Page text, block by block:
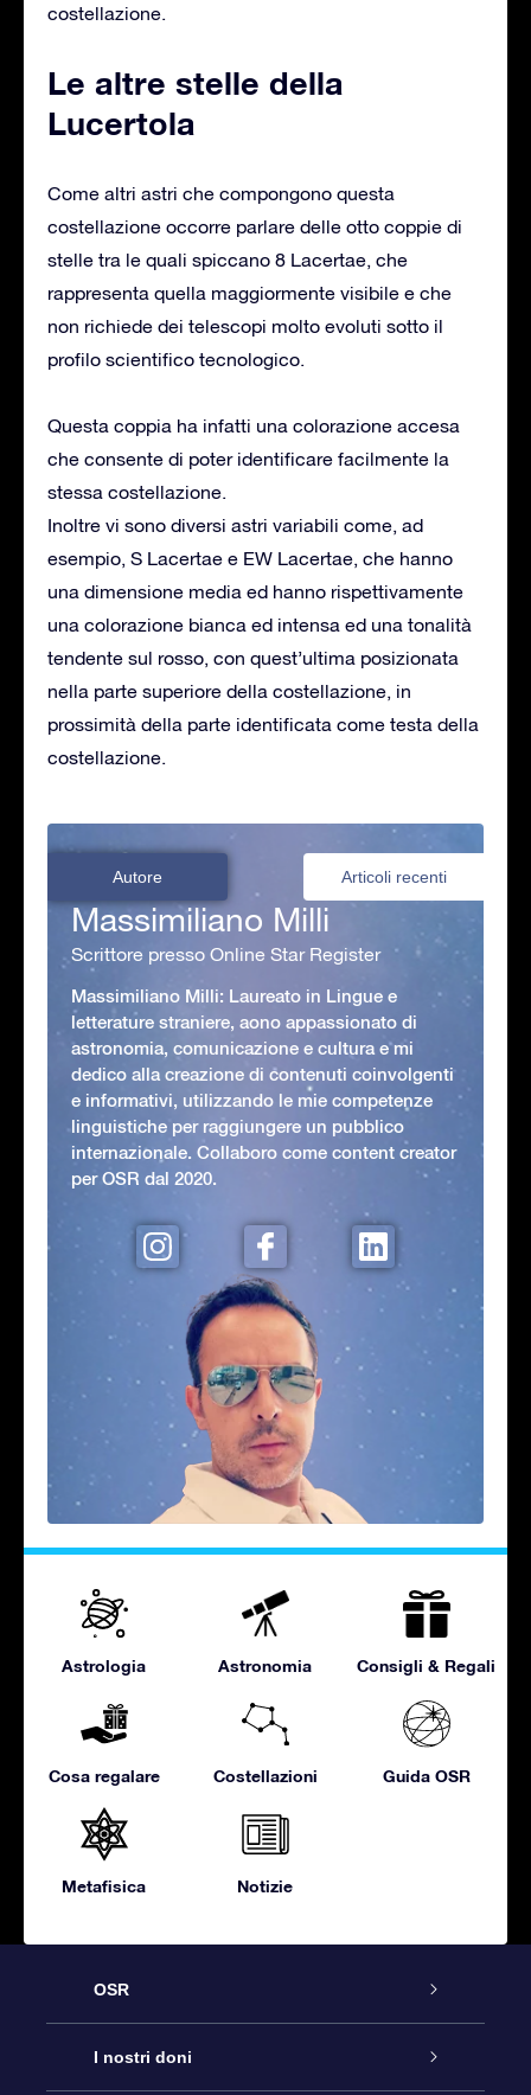
costellazione.
Le altre stelle della
Lucertola
Come altri astri che compongono questa
costellazione occorre parlare delle otto coppie di
stelle tra le quali spiccano 8 Lacertae, che
rappresenta quella maggiormente visibile e che
non richiede dei telescopi molto evoluti sotto il
profilo scientifico tecnologico.
Questa coppia ha infatti una colorazione accesa
che consente di poter identificare facilmente la
stessa costellazione.
Inoltre vi sono diversi astri variabili come, ad
esempio, S Lacertae e EW Lacertae, che hanno
una dimensione media ed hanno rispettivamente
una colorazione bianca ed intensa ed una tonalità
tendente sul rosso, con quest’ultima posizionata
nella parte superiore della costellazione, in
prossimità della parte identificata come testa della
costellazione.
Autore Articoli recenti
Massimiliano Milli
Scrittore presso Online Star Register
Massimiliano Milli: Laureato in Lingue e
letterature straniere, aono appassionato di
astronomia, comunicazione e cultura e mi
dedico alla creazione di contenuti coinvolgenti
e informativi, utilizzando le mie competenze
linguistiche per raggiungere un pubblico
internazionale. Collaboro come content creator
per OSR dal 2020.
Astrologia Astronomia Consigli & Regali
Cosa regalare Costellazioni Guida OSR
Metafisica Notizie
OSR
Assistenza
I nostri doni